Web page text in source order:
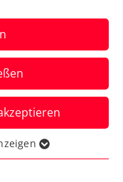
und
Slam
Bank
waren im
24.10.2023